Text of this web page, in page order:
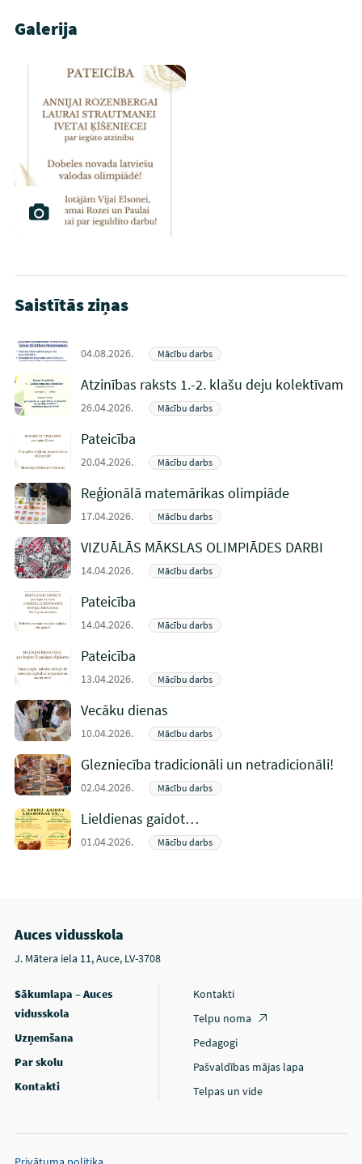
Galerija
Saistītās ziņas
04.08.2026. Mācību darbs
Atzinības raksts 1.-2. klašu deju kolektīvam
26.04.2026. Mācību darbs
Pateicība
20.04.2026. Mācību darbs
Reģionālā matemārikas olimpiāde
17.04.2026. Mācību darbs
VIZUĀLĀS MĀKSLAS OLIMPIĀDES DARBI
14.04.2026. Mācību darbs
Pateicība
14.04.2026. Mācību darbs
Pateicība
13.04.2026. Mācību darbs
Vecāku dienas
10.04.2026. Mācību darbs
Glezniecība tradicionāli un netradicionāli!
02.04.2026. Mācību darbs
Lieldienas gaidot…
01.04.2026. Mācību darbs
Auces vidusskola
J. Mātera iela 11, Auce, LV-3708
Sākumlapa – Auces
vidusskola
Uzņemšana
Par skolu
Kontakti
Kontakti
Telpu noma
Pedagogi
Pašvaldības mājas lapa
Telpas un vide